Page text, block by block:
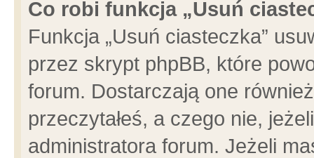
Co robi funkcja „Usuń
Funkcja „Usuń ciasteczka”
przez skrypt phpBB, które
forum. Dostarczają one
przeczytałeś, a czego nie,
administratora forum. Jeżeli